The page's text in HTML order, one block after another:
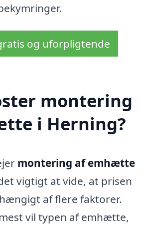
og uforpligtende
montering
i Herning?
montering af emhætte
vigtigt at vide, at prisen
af flere faktorer.
vil typen af emhætte,